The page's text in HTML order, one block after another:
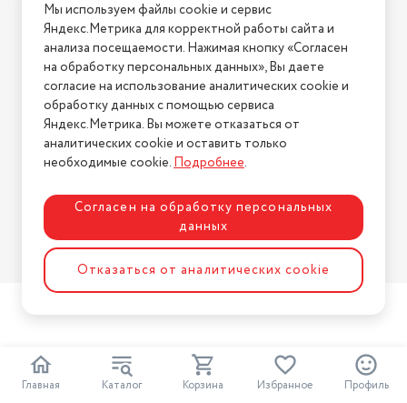
Главная Каталог Корзина Избранное Профиль
Условия возврата
Нашли ошибку на сайте? Напишите нам
2026 © Интернет-магазин "АстМаркет". У нас есть всё!
Политика конфиденциальности
Разработка сайтаASTDESIGN
Мы используем файлы cookie и сервис
Яндекс.Метрика для корректной работы сайта и
анализа посещаемости. Нажимая кнопку «Согласен
на обработку персональных данных», Вы даете
согласие на использование аналитических cookie и
обработку данных с помощью сервиса
Яндекс.Метрика. Вы можете отказаться от
аналитических cookie и оставить только
необходимые cookie.Подробнее.
Согласен на обработку персональных
данных
Отказаться от аналитических cookie